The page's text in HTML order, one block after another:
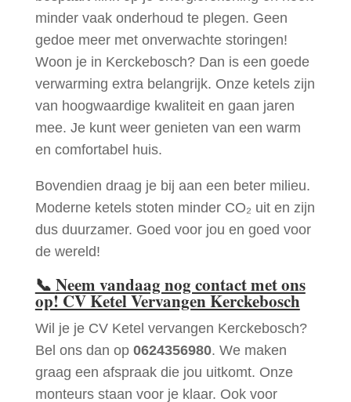
minder vaak onderhoud te plegen. Geen
gedoe meer met onverwachte storingen!
Woon je in Kerckebosch? Dan is een goede
verwarming extra belangrijk. Onze ketels zijn
van hoogwaardige kwaliteit en gaan jaren
mee. Je kunt weer genieten van een warm
en comfortabel huis.
Bovendien draag je bij aan een beter milieu.
Moderne ketels stoten minder CO₂ uit en zijn
dus duurzamer. Goed voor jou en goed voor
de wereld!
📞 Neem vandaag nog contact met ons
op! CV Ketel Vervangen Kerckebosch
Wil je je CV Ketel vervangen Kerckebosch?
Bel ons dan op 0624356980. We maken
graag een afspraak die jou uitkomt. Onze
monteurs staan voor je klaar. Ook voor